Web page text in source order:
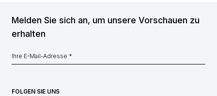
Melden Sie sich an, um unsere Vorschauen zu
erhalten
FOLGEN SIE UNS